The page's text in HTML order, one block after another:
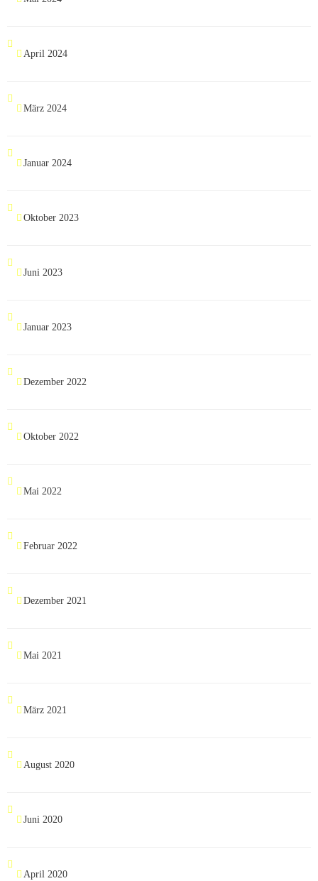
April 2024
März 2024
Januar 2024
Oktober 2023
Juni 2023
Januar 2023
Dezember 2022
Oktober 2022
Mai 2022
Februar 2022
Dezember 2021
Mai 2021
März 2021
August 2020
Juni 2020
April 2020